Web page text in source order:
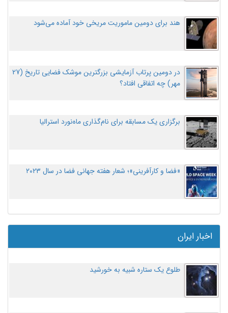
هند برای دومین ماموریت مریخی خود آماده می‌شود
در دومین پرتاب آزمایشی بزرگترین موشک فضایی تاریخ (27
مهر‌) چه اتفاقی افتاد؟
برگزاری یک مسابقه برای نام‌گذاری ماه‌نورد استرالیا
«فضا و کارآفرینی»؛ شعار هفته جهانی فضا در سال ۲۰۲۳
اخبار ایران
طلوع یک ستاره شبیه به خورشید